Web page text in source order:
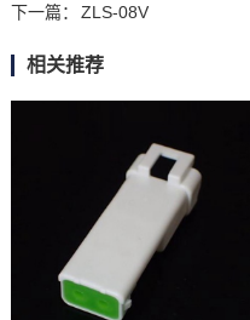
下一篇：
ZLS-08V
相关推荐